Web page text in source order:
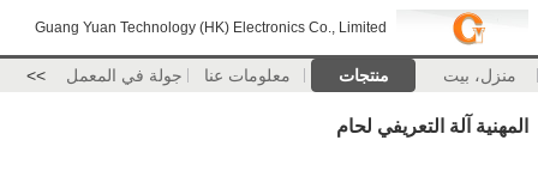
Guang Yuan Technology (HK) Electronics Co., Limited
منزل، بيت منتجات معلومات عنا جولة في المعمل >>
المهنية آلة التعريفي لحام